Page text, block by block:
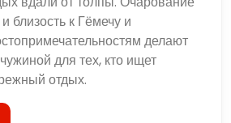
к Гёмечу и
делают
для тех, кто ищет
отдых.